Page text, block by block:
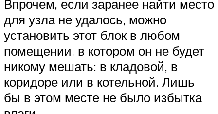
Впрочем, если заранее найти место
для узла не удалось, можно
установить этот блок в любом
помещении, в котором он не будет
никому мешать: в кладовой, в
коридоре или в котельной. Лишь
бы в этом месте не было избытка